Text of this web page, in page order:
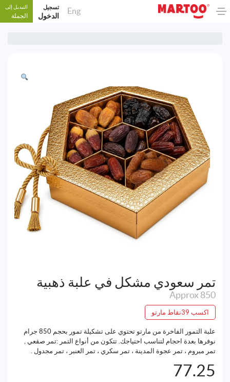
Eng تسجيل
الدخول
التبديل إلى
الجملة
تمر سعودي مشكل في علبة ذهبية
850 Approx
اكسب 39نقاط مارتو
علبة التمور الفاخرة من مارتو تحتوي على تشكيلة تمور بحجم 850 جرام
نوفرها بعدة احجام لتناسب احتياجك. تتكون من أنواع التمر :تمر صقعي ,
تمر مبروم ، تمر عجوة المدينة ، تمر سكري ، تمر العنبر ، تمر مجدول .
77.25